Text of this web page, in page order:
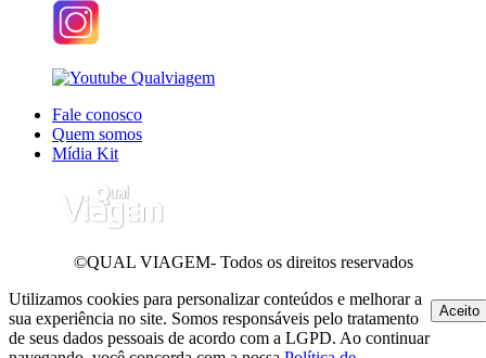
Fale conosco
Quem somos
Mídia Kit
©QUAL VIAGEM- Todos os direitos reservados
Utilizamos cookies para personalizar conteúdos e melhorar a
sua experiência no site. Somos responsáveis pelo tratamento
de seus dados pessoais de acordo com a LGPD. Ao continuar
Aceito